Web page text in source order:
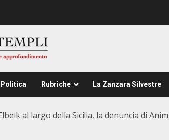
Politica Rubriche La Zanzara Silvestre
al largo della Sicilia, la denuncia di